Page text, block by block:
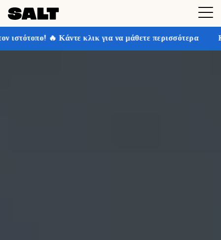
κλικ για να μάθετε περισσότερα Κερδίστε έως και